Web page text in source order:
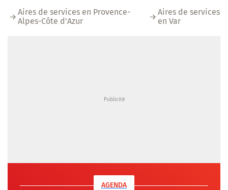
Aires de services en Provence-
Alpes-Côte d'Azur
Aires de services
en Var
AGENDA